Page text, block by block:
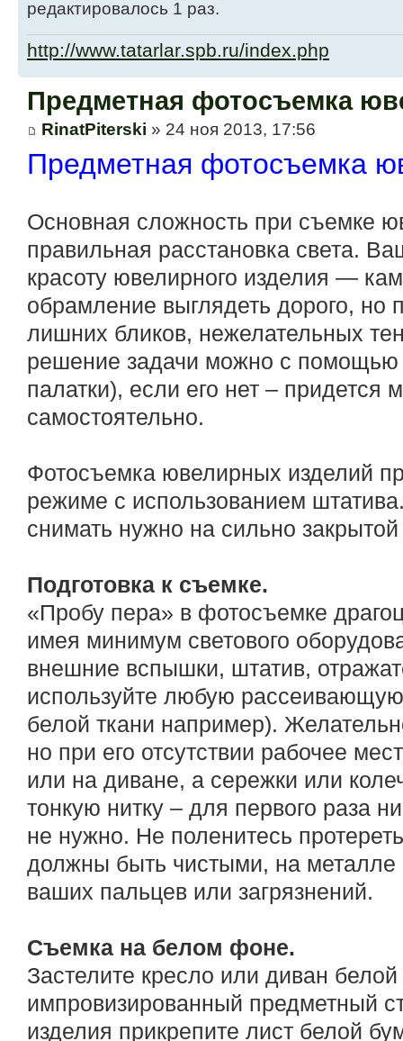
редактировалось 1 раз.
http://www.tatarlar.spb.ru/index.php
Предметная фотосъемка
RinatPiterski » 24 ноя 2013, 17:56
Предметная фотосъемка
Основная сложность при съемке
правильная расстановка света.
красоту ювелирного изделия —
обрамление выглядеть дорого, но
лишних бликов, нежелательных
решение задачи можно с помощью
палатки), если его нет – придется
самостоятельно.
Фотосъемка ювелирных изделий
режиме с использованием
снимать нужно на сильно
Подготовка к съемке.
«Пробу пера» в фотосъемке
имея минимум светового
внешние вспышки, штатив,
используйте любую рассеивающую
белой ткани например).
но при его отсутствии рабочее
или на диване, а сережки или
тонкую нитку – для первого раза
не нужно. Не поленитесь
должны быть чистыми, на
ваших пальцев или загрязнений.
Съемка на белом фоне.
Застелите кресло или диван белой
импровизированный предметный
изделия прикрепите лист белой